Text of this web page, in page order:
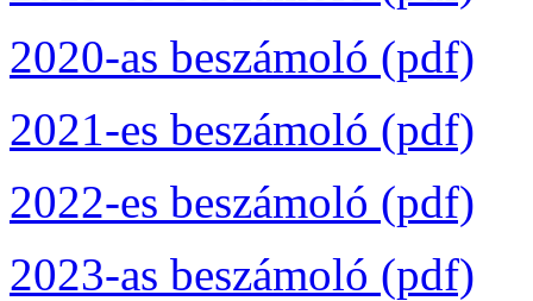
2020-as beszámoló (pdf)
2021-es beszámoló (pdf)
2022-es beszámoló (pdf)
2023-as beszámoló (pdf)